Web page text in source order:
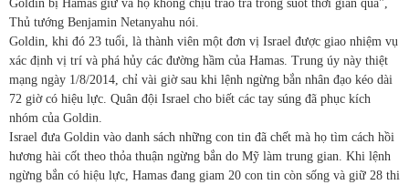
Goldin bị Hamas giữ và họ không chịu trao trả trong suốt thời gian qua",
Thủ tướng Benjamin Netanyahu nói.
Goldin, khi đó 23 tuổi, là thành viên một đơn vị Israel được giao nhiệm vụ
xác định vị trí và phá hủy các đường hầm của Hamas. Trung úy này thiệt
mạng ngày 1/8/2014, chỉ vài giờ sau khi lệnh ngừng bắn nhân đạo kéo dài
72 giờ có hiệu lực. Quân đội Israel cho biết các tay súng đã phục kích
nhóm của Goldin.
Israel đưa Goldin vào danh sách những con tin đã chết mà họ tìm cách hồi
hương hài cốt theo thỏa thuận ngừng bắn do Mỹ làm trung gian. Khi lệnh
ngừng bắn có hiệu lực, Hamas đang giam 20 con tin còn sống và giữ 28 thi